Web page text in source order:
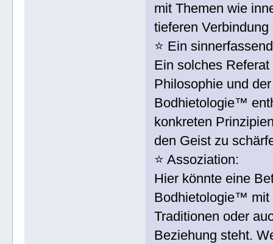
mit Themen wie
tieferen
⭐️ Ein
Ein solches
Philosophie und
Bodhietologie™
konkreten
den Geist zu
⭐️ Assoziation:
Hier könnte eine
Bodhietologie™ mit
Traditionen oder
Beziehung steht.